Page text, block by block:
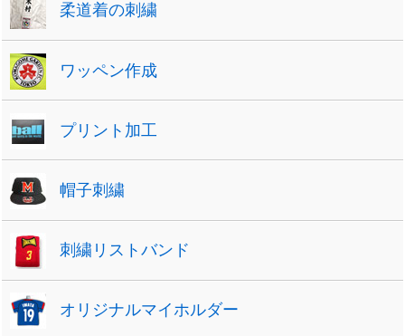
柔道着の刺繍
ワッペン作成
プリント加工
帽子刺繍
刺繍リストバンド
オリジナルマイホルダー